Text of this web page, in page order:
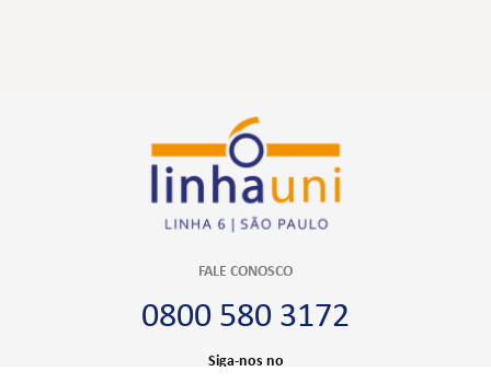
FALE CONOSCO
0800 580 3172
Siga-nos no